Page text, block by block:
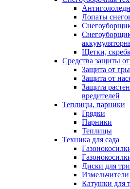
Лопаты
Щетки,
Средства защиты
Защита от
Защита от
Защита
вредителей
Теплицы, парники
Грядки
Парники
Теплицы
Техника для сада
Диски для
Измельчители
Катушки для